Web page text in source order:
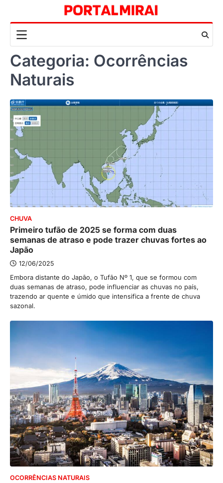
content
Categoria: Ocorrências
Naturais
CHUVA
Primeiro tufão de 2025 se forma com duas
semanas de atraso e pode trazer chuvas fortes ao
Japão
12/06/2025
Embora distante do Japão, o Tufão Nº 1, que se formou com
duas semanas de atraso, pode influenciar as chuvas no país,
trazendo ar quente e úmido que intensifica a frente de chuva
sazonal.
OCORRÊNCIAS NATURAIS